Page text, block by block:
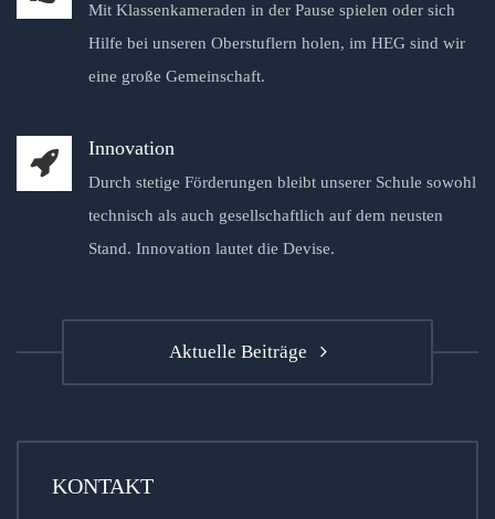
Mit Klassenkameraden in der Pause spielen oder sich
Hilfe bei unseren Oberstuflern holen, im HEG sind wir
eine große Gemeinschaft.
Innovation
Durch stetige Förderungen bleibt unserer Schule sowohl
technisch als auch gesellschaftlich auf dem neusten
Stand. Innovation lautet die Devise.
Aktuelle Beiträge
KONTAKT